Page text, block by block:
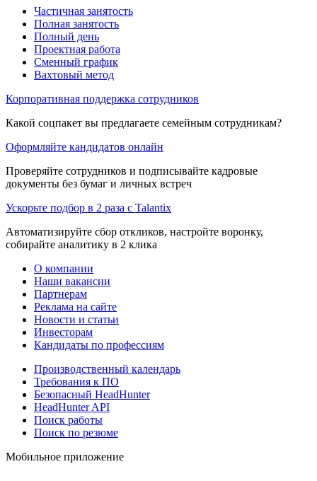
Частичная занятость
Полная занятость
Полный день
Проектная работа
Сменный график
Вахтовый метод
Корпоративная поддержка сотрудников
Какой соцпакет вы предлагаете семейным сотрудникам?
Оформляйте кандидатов онлайн
Проверяйте сотрудников и подписывайте кадровые
документы без бумаг и личных встреч
Ускорьте подбор в 2 раза с Talantix
Автоматизируйте сбор откликов, настройте воронку,
собирайте аналитику в 2 клика
О компании
Наши вакансии
Партнерам
Реклама на сайте
Новости и статьи
Инвесторам
Кандидаты по профессиям
Производственный календарь
Требования к ПО
Безопасный HeadHunter
HeadHunter API
Поиск работы
Поиск по резюме
Мобильное приложение